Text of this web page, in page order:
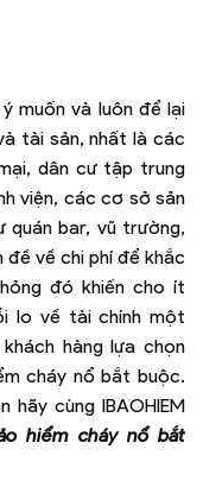
muốn và luôn để lại
tài sản, nhất là các
dân cư tập trung
viện, các cơ sở sản
quán bar, vũ trường,
về chi phí để khắc
đó khiến cho ít
lo về tài chính một
hàng lựa chọn
cháy nổ bắt buộc.
cùng IBAOHIEM
hiểm cháy nổ bắt